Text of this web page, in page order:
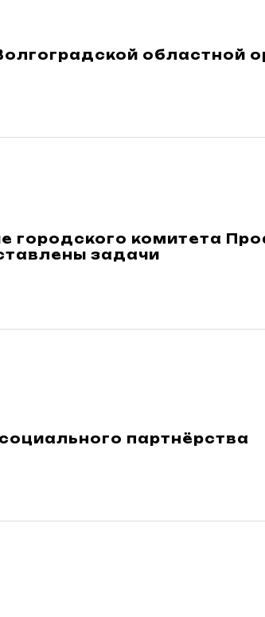
областной
городского комитета
задачи
партнёрства